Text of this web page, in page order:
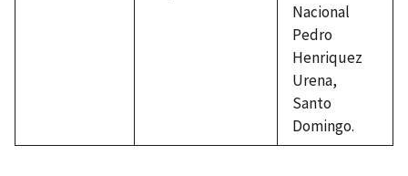
Nacional
Pedro
Henriquez
Urena,
Santo
Domingo.